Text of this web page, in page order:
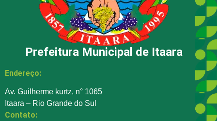
Prefeitura Municipal de Itaara
Endereço:
Av. Guilherme kurtz, n° 1065
Itaara – Rio Grande do Sul
Contato: